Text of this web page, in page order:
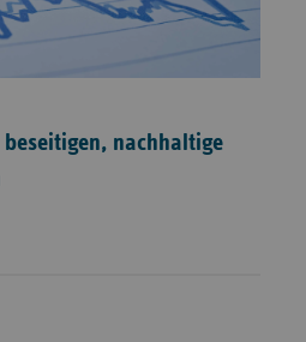
nachhaltige